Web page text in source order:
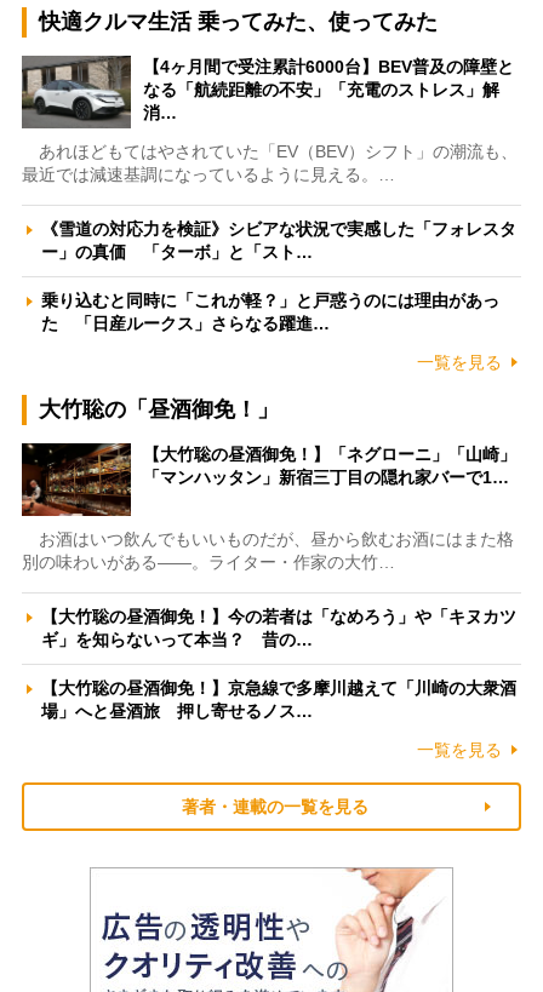
快適クルマ生活 乗ってみた、使ってみた
【4ヶ月間で受注累計6000台】BEV普及の障壁と
なる「航続距離の不安」「充電のストレス」解
消…
あれほどもてはやされていた「EV（BEV）シフト」の潮流も、
最近では減速基調になっているように見える。…
《雪道の対応力を検証》シビアな状況で実感した「フォレスタ
ー」の真価 「ターボ」と「スト…
乗り込むと同時に「これが軽？」と戸惑うのには理由があっ
た 「日産ルークス」さらなる躍進…
一覧を見る
大竹聡の「昼酒御免！」
【大竹聡の昼酒御免！】「ネグローニ」「山崎」
「マンハッタン」新宿三丁目の隠れ家バーで1…
お酒はいつ飲んでもいいものだが、昼から飲むお酒にはまた格
別の味わいがある――。ライター・作家の大竹…
【大竹聡の昼酒御免！】今の若者は「なめろう」や「キヌカツ
ギ」を知らないって本当？ 昔の…
【大竹聡の昼酒御免！】京急線で多摩川越えて「川崎の大衆酒
場」へと昼酒旅 押し寄せるノス…
一覧を見る
著者・連載の一覧を見る